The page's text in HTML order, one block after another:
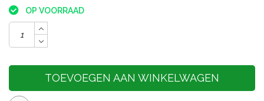
OP VOORRAAD
TOEVOEGEN AAN WINKELWAGEN